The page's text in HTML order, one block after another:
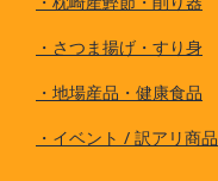
・ さつま揚げ・すり身
・ 地場産品・健康食品
・ イベント / 訳アリ商品